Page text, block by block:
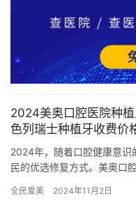
2024美奥口腔医院种
色列瑞士种植牙收费价
2024年，随着口腔健康意识
民的优选修复方式。美奥口
了…
全民爱美 2024年11月2日